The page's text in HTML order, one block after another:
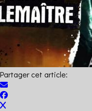
Partager cet article: